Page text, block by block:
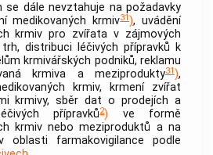
se dále nevztahuje na požadavky
medikovaných krmiv31), uvádění
krmiv pro zvířata v zájmových
distribuci léčivých přípravků k
krmivářských podniků, reklamu
krmiva a meziprodukty31),
krmiv, krmení zvířat
krmivy, sběr dat o prodejích a
přípravků2) ve formě
krmiv nebo meziproduktů a na
oblasti farmakovigilance podle